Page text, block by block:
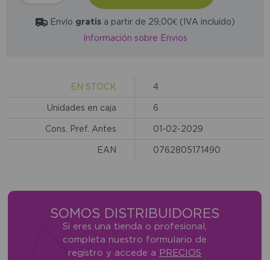
Envío gratisa partir de 29,00€ (IVA incluido)
Información sobre Envios
EN STOCK 4
Unidades en caja 6
Cons. Pref. Antes 01-02-2029
EAN 0762805171490
SOMOS DISTRIBUIDORES
Si eres una tienda o profesional,
completa nuestro formulario de
registro y accede a PRECIOS